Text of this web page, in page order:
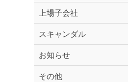
上場子会社
スキャンダル
お知らせ
その他